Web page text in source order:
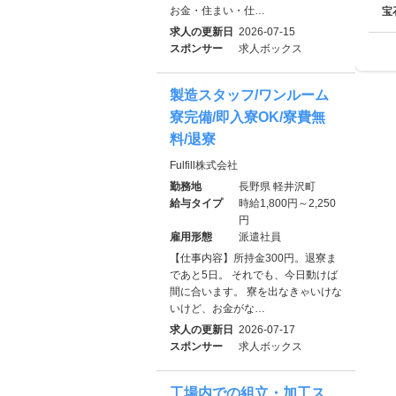
宝
お金・住まい・仕…
求人の更新日
2026-07-15
スポンサー
求人ボックス
製造スタッフ/ワンルーム
寮完備/即入寮OK/寮費無
料/退寮
Fulfill株式会社
勤務地
長野県 軽井沢町
給与タイプ
時給1,800円～2,250
円
雇用形態
派遣社員
【仕事内容】所持金300円。退寮ま
であと5日。 それでも、今日動けば
間に合います。 寮を出なきゃいけな
いけど、お金がな…
求人の更新日
2026-07-17
スポンサー
求人ボックス